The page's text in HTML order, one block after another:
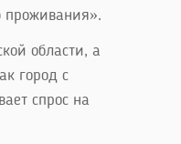
проживания».
области, а
город с
спрос на